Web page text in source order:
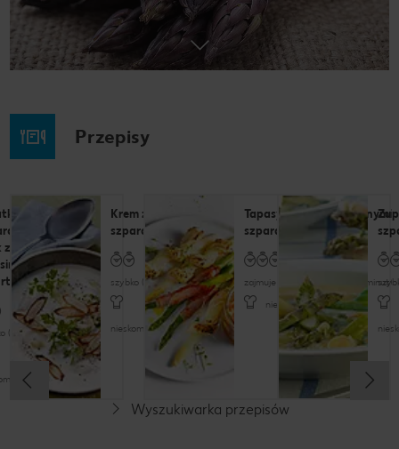
Przepisy
ze
i
z
(do 30 minut)
Krem ze
szparagów
szybko (do 30 minut)
nieskomplikowany
Tapasy z białymi i zielonymi
szparagami
zajmuje trochę czasu (do 60 minut)
nieskomplikowany
Wyszukiwarka przepisów